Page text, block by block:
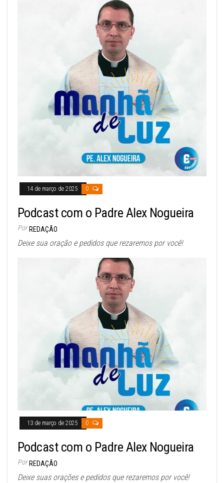
14 de março de 2025 0
Podcast com o Padre Alex Nogueira
Por REDAÇÃO
Deixe sua oração e pedidos que rezaremos por você!
13 de março de 2025 0
Podcast com o Padre Alex Nogueira
Por REDAÇÃO
Deixe suas orações e pedidos que rezaremos por você!